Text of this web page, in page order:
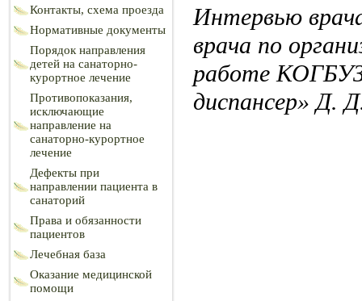
Контакты, схема проезда
Нормативные документы
Порядок направления
детей на санаторно-
курортное лечение
Противопоказания,
исключающие
направление на
санаторно-курортное
лечение
Дефекты при
направлении пациента в
санаторий
Права и обязанности
пациентов
Лечебная база
Оказание медицинской
помощи
Интервью
врача по
работе КОГБУЗ
диспансер» Д.